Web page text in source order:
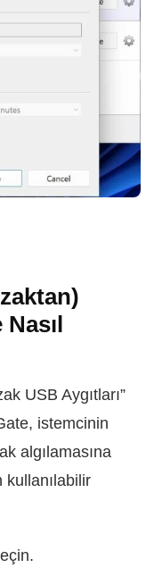
USB Aygıtları”
istemcinin
algılamasına
kullanılabilir